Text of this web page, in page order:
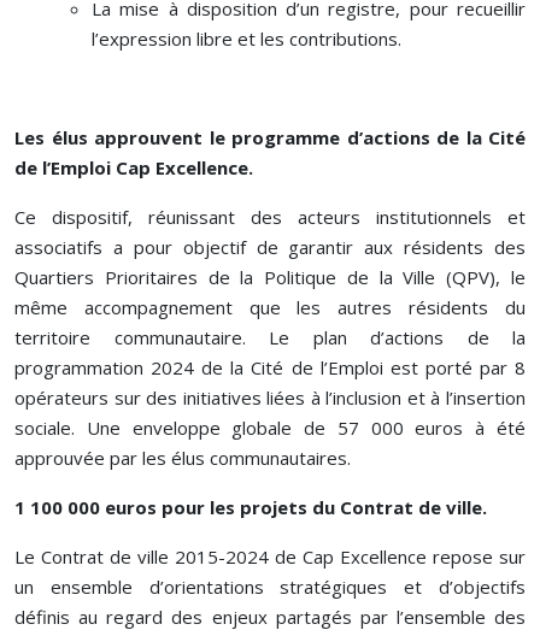
La mise à disposition d’un registre, pour recueillir
l’expression libre et les contributions.
Les élus approuvent le programme d’actions de la Cité
de l’Emploi Cap Excellence.
Ce dispositif, réunissant des acteurs institutionnels et
associatifs a pour objectif de garantir aux résidents des
Quartiers Prioritaires de la Politique de la Ville (QPV), le
même accompagnement que les autres résidents du
territoire communautaire. Le plan d’actions de la
programmation 2024 de la Cité de l’Emploi est porté par 8
opérateurs sur des initiatives liées à l’inclusion et à l’insertion
sociale. Une enveloppe globale de 57 000 euros à été
approuvée par les élus communautaires.
1 100 000 euros pour les projets du Contrat de ville.
Le Contrat de ville 2015-2024 de Cap Excellence repose sur
un ensemble d’orientations stratégiques et d’objectifs
définis au regard des enjeux partagés par l’ensemble des